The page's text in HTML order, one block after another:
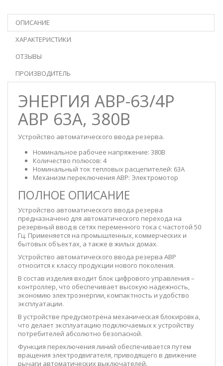
ОПИСАНИЕ
ХАРАКТЕРИСТИКИ
ОТЗЫВЫ
ПРОИЗВОДИТЕЛЬ
ЭНЕРГИЯ АВР-63/4Р
АВР 63А, 380В
Устройство автоматического ввода резерва.
Номинальное рабочее напряжение: 380В
Количество полюсов: 4
Номинальный ток тепловых расцепителей: 63А
Механизм переключения АВР: Электромотор
ПОЛНОЕ ОПИСАНИЕ
Устройство автоматического ввода резерва
предназначено для автоматического перехода на
резервный ввод в сетях переменного тока с частотой 50
Гц. Применяется на промышленных, коммерческих и
бытовых объектах, а также в жилых домах.
Устройство автоматического ввода резерва АВР
относится к классу продукции нового поколения.
В состав изделия входит блок цифрового управления –
контроллер, что обеспечивает высокую надежность,
экономию электроэнергии, компактность и удобство
эксплуатации.
В устройстве предусмотрена механическая блокировка,
что делает эксплуатацию подключаемых к устройству
потребителей абсолютно безопасной.
Функция переключения линий обеспечивается путем
вращения электродвигателя, приводящего в движение
рычаги автоматических выключателей.